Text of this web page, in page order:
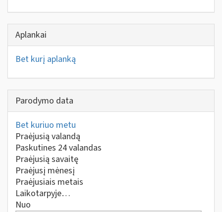
Aplankai
Bet kurį aplanką
Parodymo data
Bet kuriuo metu
Praėjusią valandą
Paskutines 24 valandas
Praėjusią savaitę
Praėjusį mėnesį
Praėjusiais metais
Laikotarpyje…
Nuo